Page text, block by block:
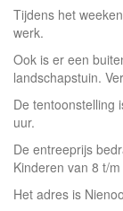
Tijdens het
werk.
Ook is er een
landschapstuin.
De tentoonstelling
uur.
De entreeprijs
Kinderen van 8 t/
Het adres is